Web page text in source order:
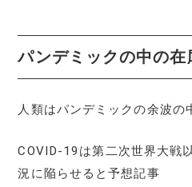
パンデミックの中の在
人類はパンデミックの余波の
COVID-19は第二次世界大戦
況に陥らせると予想記事